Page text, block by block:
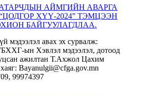
АЙМГИЙН АВАРГА
ХҮҮ-2024” ТЭМЦЭЭН
БАЙГУУЛАГДЛАА.